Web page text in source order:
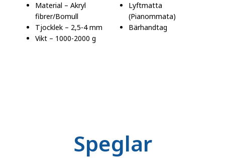
Material – Akryl
fibrer/Bomull
Tjocklek – 2,5-4 mm
Vikt – 1000-2000 g
Lyftmatta
(Pianommata)
Bärhandtag
Speglar